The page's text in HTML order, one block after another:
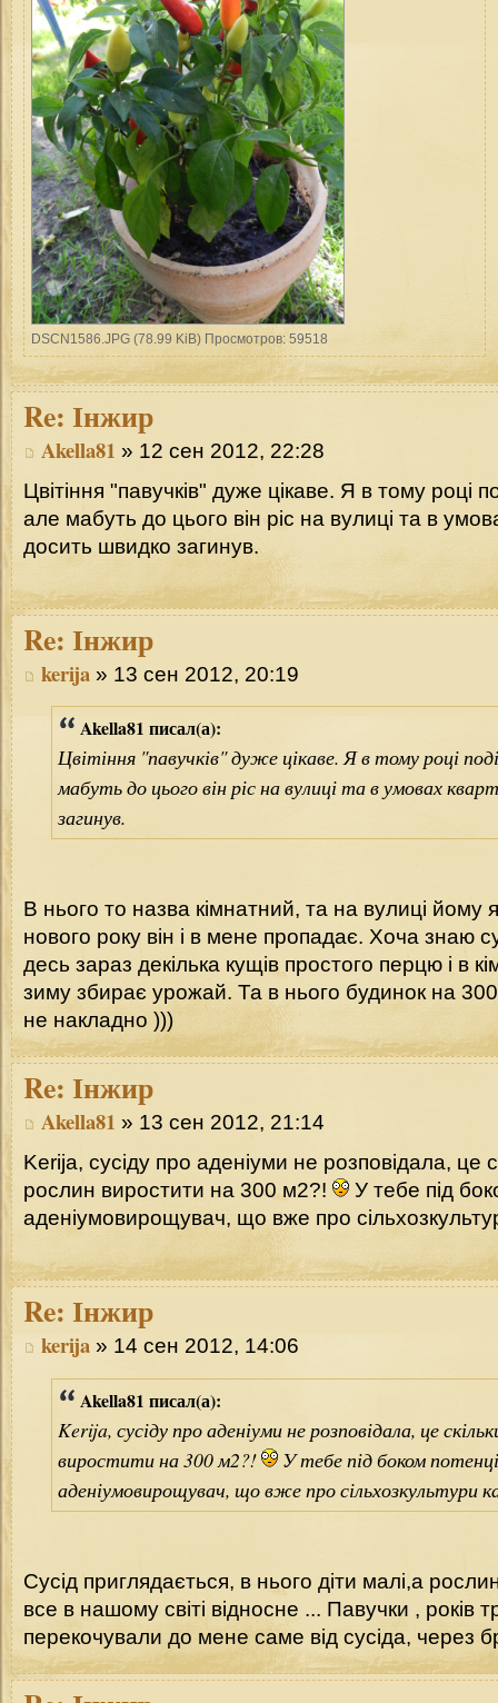
DSCN1586.JPG (78.99 KiB) Просмотров: 59518
Re: Інжир
Akella81 » 12 сен 2012, 22:28
Цвітіння "павучків" дуже цікаве. Я в тому році
але мабуть до цього він ріс на вулиці та в
досить швидко загинув.
Re: Інжир
kerija » 13 сен 2012, 20:19
Akella81 писал(а):
Цвітіння "павучків" дуже цікаве. Я в тому році
мабуть до цього він ріс на вулиці та в умовах
загинув.
В нього то назва кімнатний, та на вулиці
нового року він і в мене пропадає. Хоча знаю
десь зараз декілька кущів простого перцю і в
зиму збирає урожай. Та в нього будинок на
не накладно )))
Re: Інжир
Akella81 » 13 сен 2012, 21:14
Kerija, сусіду про аденіуми не розповідала, це
рослин виростити на 300 м2?!
У тебе під
аденіумовирощувач, що вже про
Re: Інжир
kerija » 14 сен 2012, 14:06
Akella81 писал(а):
Kerija, сусіду про аденіуми не розповідала, це
виростити на 300 м2?!
У тебе під боком
аденіумовирощувач, що вже про сільхозкультури
Сусід приглядається, в нього діти малі,а
все в нашому світі відносне ... Павучки , років
перекочували до мене саме від сусіда, через